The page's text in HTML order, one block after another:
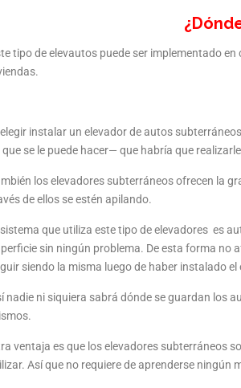
tipo de elevautos puede ser implementado
elegir instalar un elevador de autos
que se le puede hacer— que habría que
los elevadores subterráneos ofrecen la
de ellos se estén apilando.
sistema que utiliza este tipo de elevadores es
sin ningún problema. De esta forma no
siendo la misma luego de haber instalado
nadie ni siquiera sabrá dónde se guardan los
ventaja es que los elevadores subterráneos
Así que no requiere de aprenderse ningún